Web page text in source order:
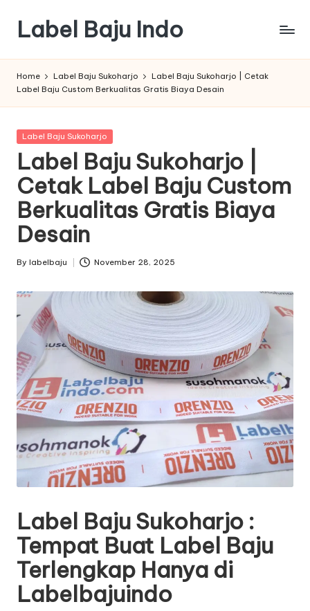
content
Label Baju Indo
Home Label Baju Sukoharjo
Label Baju Sukoharjo | Cetak
Label Baju Custom Berkualitas Gratis Biaya Desain
Posted
Label Baju Sukoharjo
Label Baju Sukoharjo |
Cetak Label Baju Custom
Berkualitas Gratis Biaya
Desain
Posted
By labelbaju November 28, 2025
Label Baju Sukoharjo :
Tempat Buat Label Baju
Terlengkap Hanya di
Labelbajuindo